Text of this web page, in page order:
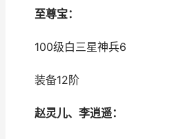
至尊宝：
100级白三星神兵6
装备12阶
赵灵儿、李逍遥：